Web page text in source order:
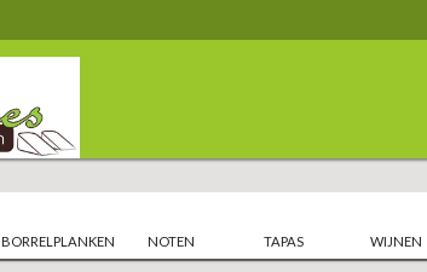
BORRELPLANKEN NOTEN TAPAS WIJNEN